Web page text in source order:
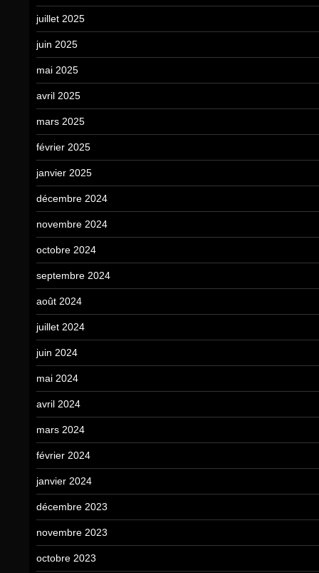
juillet 2025
juin 2025
mai 2025
avril 2025
mars 2025
février 2025
janvier 2025
décembre 2024
novembre 2024
octobre 2024
septembre 2024
août 2024
juillet 2024
juin 2024
mai 2024
avril 2024
mars 2024
février 2024
janvier 2024
décembre 2023
novembre 2023
octobre 2023